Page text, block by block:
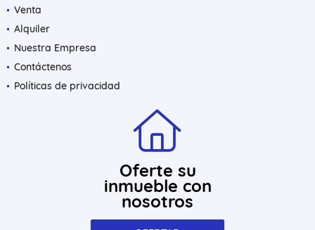
Venta
Alquiler
Nuestra Empresa
Contáctenos
Políticas de privacidad
Oferte su
inmueble con
nosotros